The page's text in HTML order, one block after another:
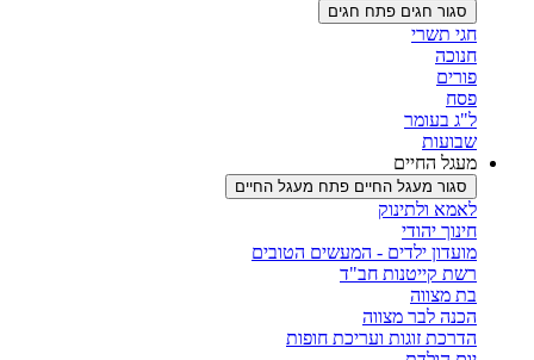
סגור חגים פתח חגים
חגי תשרי
חנוכה
פורים
פסח
ל"ג בעומר
שבועות
מעגל החיים
סגור מעגל החיים פתח מעגל החיים
לאמא ולתינוק
חינוך יהודי
מועדון ילדים - המעשים הטובים
רשת קייטנות חב"ד
בת מצווה
הכנה לבר מצווה
הדרכת זוגות ועריכת חופות